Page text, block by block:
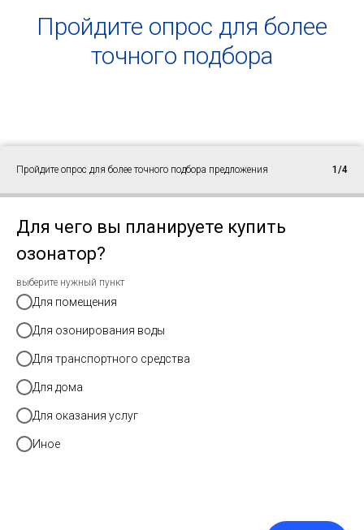
Пройдите опрос для более
точного подбора
Пройдите опрос для более точного подбора предложения 1/4
Для чего вы планируете купить
озонатор?
выберите нужный пункт
Для помещения
Для озонирования воды
Для транспортного средства
Для дома
Для оказания услуг
Иное